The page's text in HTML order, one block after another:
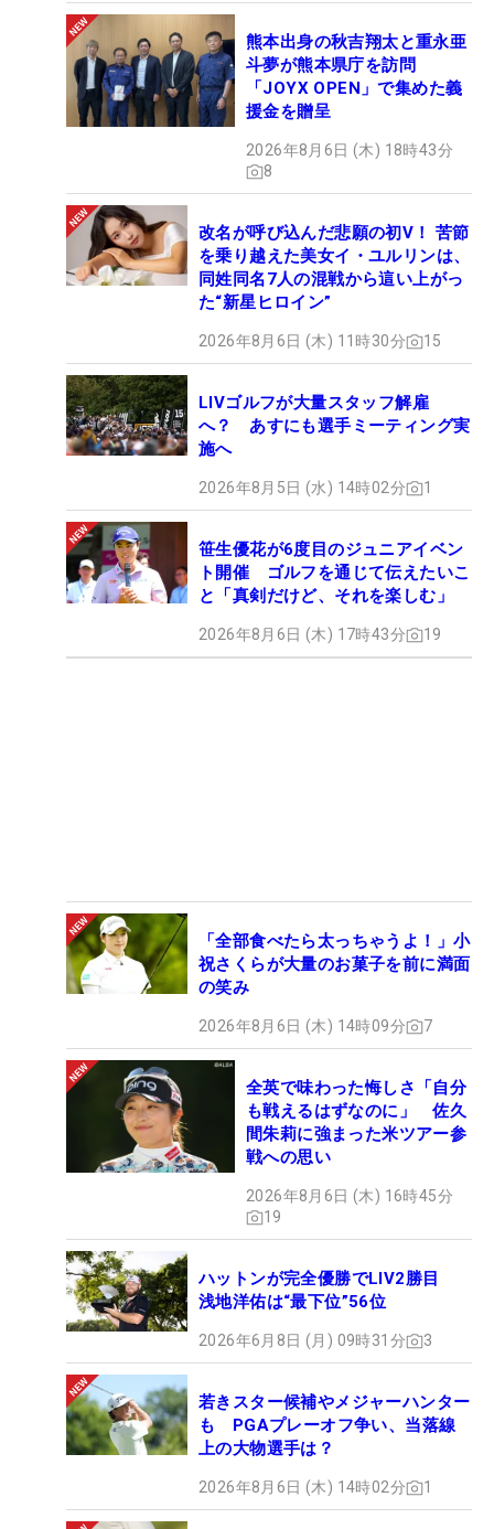
熊本出身の秋吉翔太と重永亜
斗夢が熊本県庁を訪問
「JOYX OPEN」で集めた義
援金を贈呈
2026年8月6日 (木) 18時43分
8
改名が呼び込んだ悲願の初V！ 苦節
を乗り越えた美女イ・ユルリンは、
同姓同名7人の混戦から這い上がっ
た“新星ヒロイン”
2026年8月6日 (木) 11時30分 15
LIVゴルフが大量スタッフ解雇
へ？ あすにも選手ミーティング実
施へ
2026年8月5日 (水) 14時02分 1
笹生優花が6度目のジュニアイベン
ト開催 ゴルフを通じて伝えたいこ
と「真剣だけど、それを楽しむ」
2026年8月6日 (木) 17時43分 19
「全部食べたら太っちゃうよ！」小
祝さくらが大量のお菓子を前に満面
の笑み
2026年8月6日 (木) 14時09分 7
全英で味わった悔しさ「自分
も戦えるはずなのに」 佐久
間朱莉に強まった米ツアー参
戦への思い
2026年8月6日 (木) 16時45分
19
ハットンが完全優勝でLIV2勝目
浅地洋佑は“最下位”56位
2026年6月8日 (月) 09時31分 3
若きスター候補やメジャーハンター
も PGAプレーオフ争い、当落線
上の大物選手は？
2026年8月6日 (木) 14時02分 1